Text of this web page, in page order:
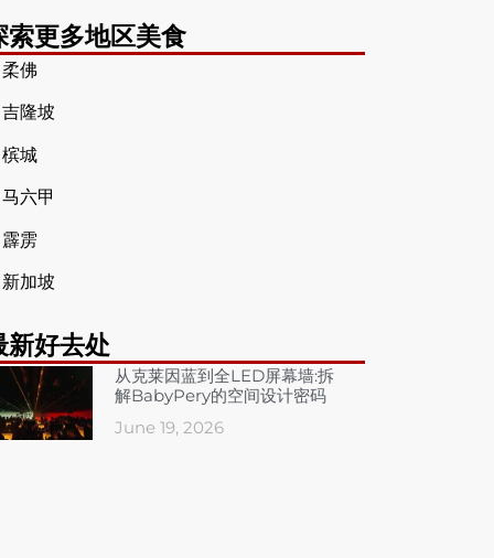
索更多地区美食
柔佛
吉隆坡
槟城
马六甲
霹雳
新加坡
新好去处
从克莱因蓝到全LED屏幕墙:拆
解BabyPery的空间设计密码
June 19, 2026